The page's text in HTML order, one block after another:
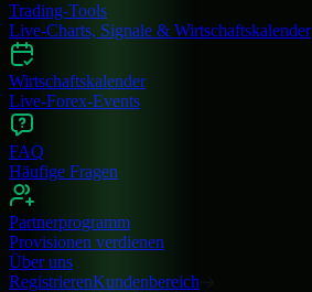
Trading-Tools
Live-Charts, Signale & Wirtschaftskalender
Wirtschaftskalender
Live-Forex-Events
FAQ
Häufige Fragen
Partnerprogramm
Provisionen verdienen
Über uns
RegistrierenKundenbereich